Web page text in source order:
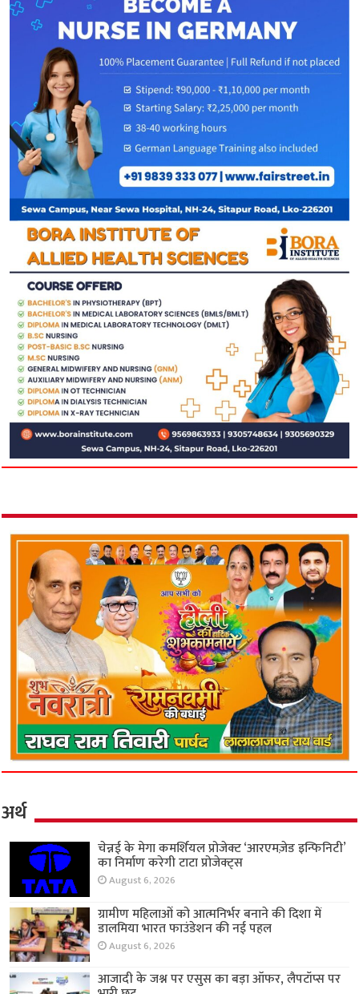
अर्थ
चेन्नई के मेगा कमर्शियल प्रोजेक्ट ‘आरएमज़ेड इन्फिनिटी’
का निर्माण करेगी टाटा प्रोजेक्ट्स
August 6, 2026
ग्रामीण महिलाओं को आत्मनिर्भर बनाने की दिशा में
डालमिया भारत फाउंडेशन की नई पहल
August 6, 2026
आजादी के जश्न पर एसुस का बड़ा ऑफर, लैपटॉप्स पर